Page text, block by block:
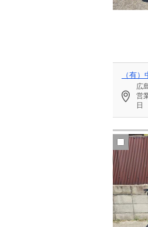
（有
広
営
日